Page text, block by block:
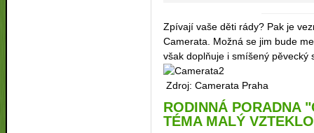
Zpívají vaše děti rády? Pak je
Camerata. Možná se jim bude
však doplňuje i smíšený
Zdroj: Camerata Praha
RODINNÁ PORADNA
TÉMA MALÝ